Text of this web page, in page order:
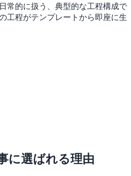
常的に扱う、典型的な工程構成で
工程がテンプレートから即座に生
に選ばれる理由